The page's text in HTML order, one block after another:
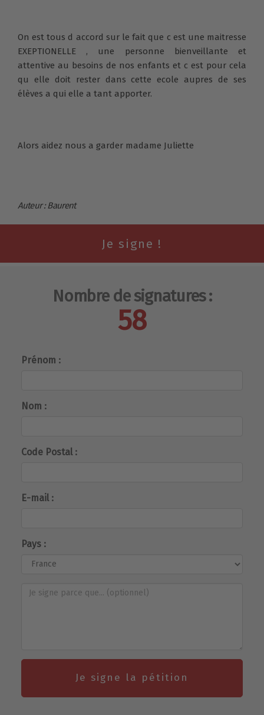
On est tous d accord sur le fait que c est une maitresse
EXEPTIONELLE , une personne bienveillante et
attentive au besoins de nos enfants et c est pour cela
qu elle doit rester dans cette ecole aupres de ses
élèves a qui elle a tant apporter.
Alors aidez nous a garder madame Juliette
Auteur : Baurent
Nombre de signatures :
58
Prénom :
Nom :
Code Postal :
E-mail :
Pays :
Je signe la pétition